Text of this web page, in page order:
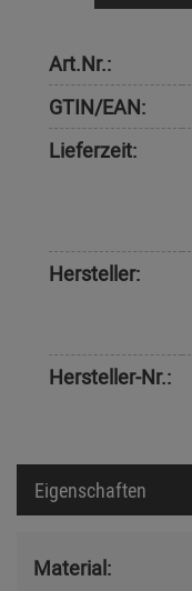
Art.Nr.:
GTIN/EAN:
Lieferzeit:
Hersteller:
Hersteller-Nr.:
Eigenschaften
Material: